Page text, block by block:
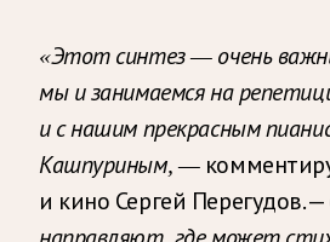
«Этот синтез — очень
мы и занимаемся на
и с нашим прекрасным
Кашпуриным, —
и кино Сергей Перегудов. —